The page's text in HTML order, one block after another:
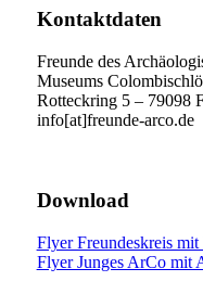
Kontaktdaten
Freunde des
Museums
Rotteckring 5 – 79098
info[at]freunde-arco.de
Download
Flyer Freundeskreis
Flyer Junges ArCo mit